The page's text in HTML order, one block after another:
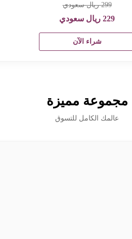
299ريال سعودي
229 ريال سعودي
شراء الآن
مجموعة مميزة
عالمك الكامل للتسوق